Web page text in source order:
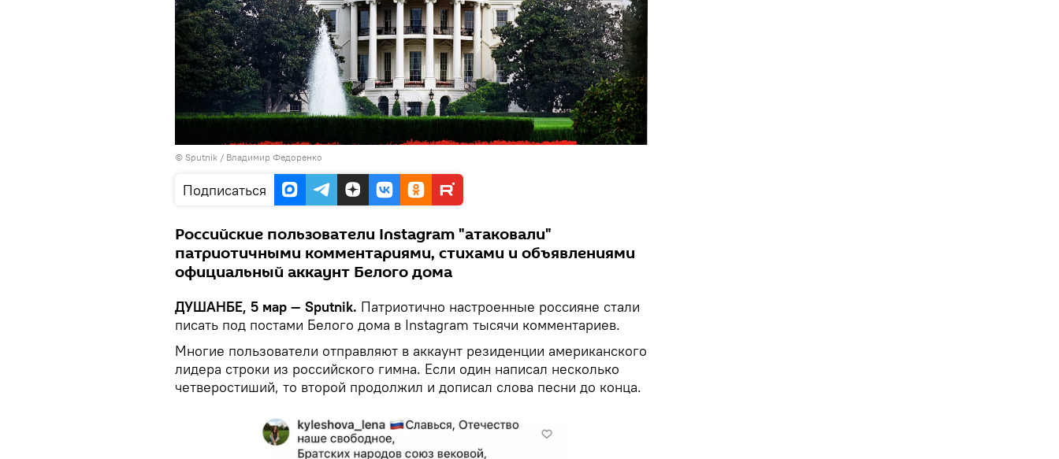
© Sputnik / Владимир Федоренко
Подписаться
Российские пользователи Instagram "атаковали"
патриотичными комментариями, стихами и объявлениями
официальный аккаунт Белого дома
ДУШАНБЕ, 5 мар — Sputnik. Патриотично настроенные россияне стали
писать под постами Белого дома в Instagram тысячи комментариев.
Многие пользователи отправляют в аккаунт резиденции американского
лидера строки из российского гимна. Если один написал несколько
четверостиший, то второй продолжил и дописал слова песни до конца.